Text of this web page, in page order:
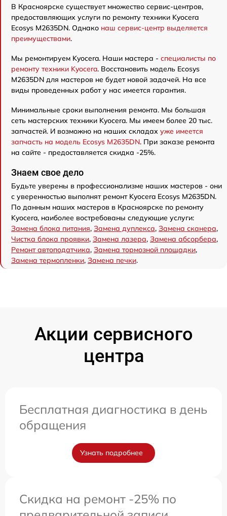
В Красноярске существует множество сервис-центров,
предоставляющих услуги по ремонту техники Kyocera
Ecosys M2635DN. Однако наш сервис-центр выделяется
преимуществами.
Мы ремонтируем Kyocera. Наши мастера - специалисты по
ремонту техники Kyocera. Восстановить модель Ecosys
M2635DN для мастеров не будет новой задачей. На все
виды проведенных работ у нас имеется гарантия.
Минимальные сроки выполнения ремонта. Мы большая
сеть мастерских техники Kyocera. Мы имеем более 20 тыс.
запчастей. И возможно на наших складах уже имеется
запчасть на модель Ecosys M2635DN. При заказе ремонта
на сайте - предоставляется скидка -25%.
Знаем свое дело
Будьте уверены в профессионализме наших мастеров - они
с уверенностью выполнят ремонт Kyocera Ecosys M2635DN.
По данным наших мастеров в Красноярске по ремонту
Kyocera, наиболее востребованы следующие услуги:
Замена блока питания, Замена дуплекса, Замена сканера,
Чистка блока проявки, Замена лазера, Замена абсорбера,
Ремонт автоподатчика, Замена тормозной площадки,
Замена термопленки, Замена печки.
Акции сервисного
центра
Бесплатная диагностика в день
обращения
Узнать подробнее
Скидка на ремонт -25% по